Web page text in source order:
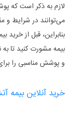
لازم به ذکر است که
می‌توانند در شرایط
بنابراین، قبل از
بیمه مشورت کنید تا
و پوشش مناسبی را
خرید آنلاین بیمه